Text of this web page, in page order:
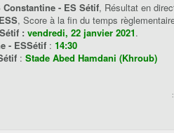
Constantine - ES Sétif, Résultat en
, Score à la fin du temps
: vendredi, 22 janvier 2021.
- ESSétif : 14:30
: Stade Abed Hamdani (Khroub)